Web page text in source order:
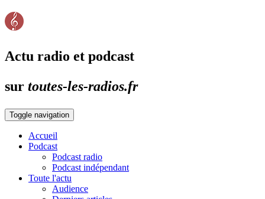
Actu radio et podcast
sur toutes-les-radios.fr
Toggle navigation
Accueil
Podcast
Podcast radio
Podcast indépendant
Toute l'actu
Audience